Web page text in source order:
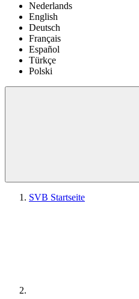
Nederlands
English
Deutsch
Français
Español
Türkçe
Polski
SVB Startseite